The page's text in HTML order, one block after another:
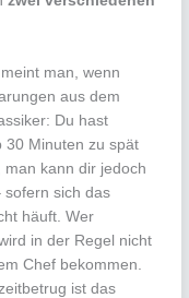
man, wenn
aus dem
Du hast
30 Minuten zu spät
man kann dir jedoch
sofern sich das
häuft. Wer
in der Regel nicht
Chef bekommen.
ist das